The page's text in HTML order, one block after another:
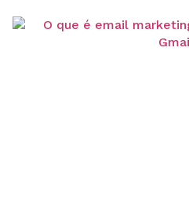
marketing nem sempre é
depende de fatores como